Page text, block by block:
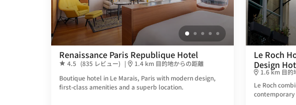
Renaissance Paris Republique Hotel
4.5 (835 レビュー) |
1.4 km 目的地からの距離
Boutique hotel in Le Marais, Paris with modern design,
first-class amenities and a superb location.
Le Roch
Design
1.6 km 目的
Le Roch
contemporary